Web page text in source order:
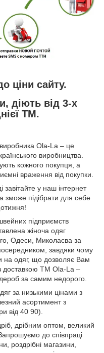
ціни сайту.
діють від 3-х
ТМ.
Ola-La – це
виробництва.
кожного покупця, а
враження від покупки.
завітайте у наш інтернет
зможе підібрати для себе
підприємств
жіноча одяг
Одеси, Миколаєва за
завдяки чому
на одяг, що дозволяє Вам
доставкою TM Ola-La –
за самим недорого.
за низькими цінами з
асортимент з
від 40 90).
дрібним оптом, великий
до співпраці
роздрібні магазини,